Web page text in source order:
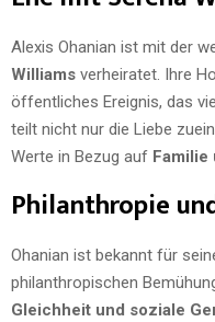
Alexis Ohanian ist mit der
Williams verheiratet. Ihre
öffentliches Ereignis, das
teilt nicht nur die Liebe
Werte in Bezug auf Familie
Philanthropie
Ohanian ist bekannt für
philanthropischen
Gleichheit und soziale